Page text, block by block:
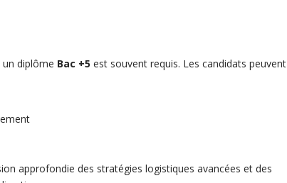
diplôme Bac +5 est souvent requis. Les candidats peuvent
approfondie des stratégies logistiques avancées et des